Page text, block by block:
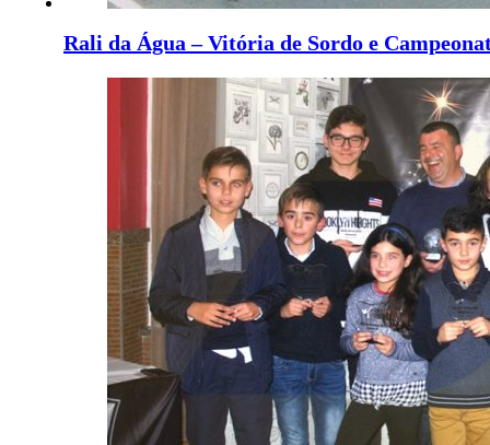
Rali da Água – Vitória de Sordo e